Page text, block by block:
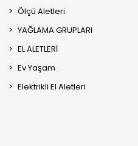
Ölçü Aletleri
YAĞLAMA GRUPLARI
EL ALETLERİ
Ev Yaşam
Elektrikli El Aletleri